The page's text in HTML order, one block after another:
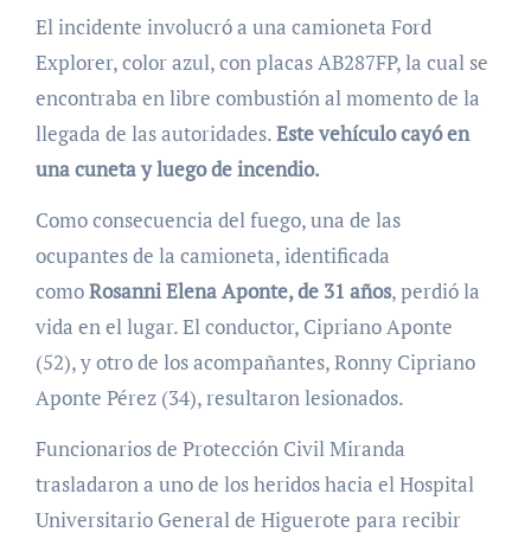
El incidente involucró a una camioneta Ford
Explorer, color azul, con placas AB287FP, la cual se
encontraba en libre combustión al momento de la
llegada de las autoridades.Este vehículo cayó en
una cuneta y luego de incendio.
Como consecuencia del fuego, una de las
ocupantes de la camioneta, identificada
comoRosanni Elena Aponte, de 31 años, perdió la
vida en el lugar. El conductor, Cipriano Aponte
(52), y otro de los acompañantes, Ronny Cipriano
Aponte Pérez (34), resultaron lesionados.
Funcionarios de Protección Civil Miranda
trasladaron a uno de los heridos hacia el Hospital
Universitario General de Higuerote para recibir